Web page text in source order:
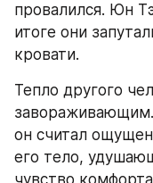
провалился. Юн
итоге они
кровати.
Тепло другого
он считал
его тело,